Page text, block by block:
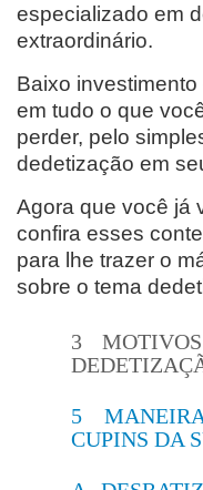
especializado em
extraordinário.
Baixo
em tudo o que
perder, pelo
dedetização em
Agora que você já
confira esses
para lhe trazer o
sobre o tema
3
5
CUPINS DA